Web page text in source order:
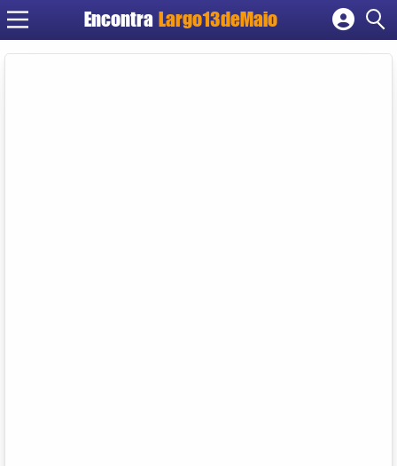
Encontra Largo13deMaio
Cadastrar empresa